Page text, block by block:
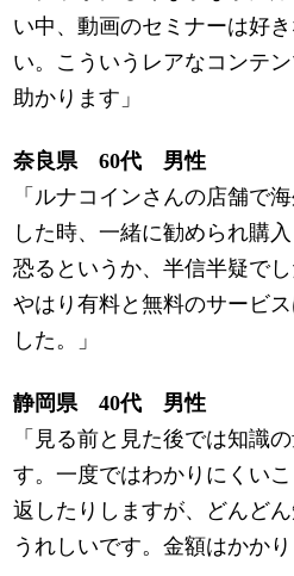
い中、動画のセミナーは好
い。こういうレアなコンテ
助かります」
奈良県 60代 男性
「ルナコインさんの店舗で
した時、一緒に勧められ購
恐るというか、半信半疑でし
やはり有料と無料のサービ
した。」
静岡県 40代 男性
「見る前と見た後では知識
す。一度ではわかりにくい
返したりしますが、どんど
うれしいです。金額はかか